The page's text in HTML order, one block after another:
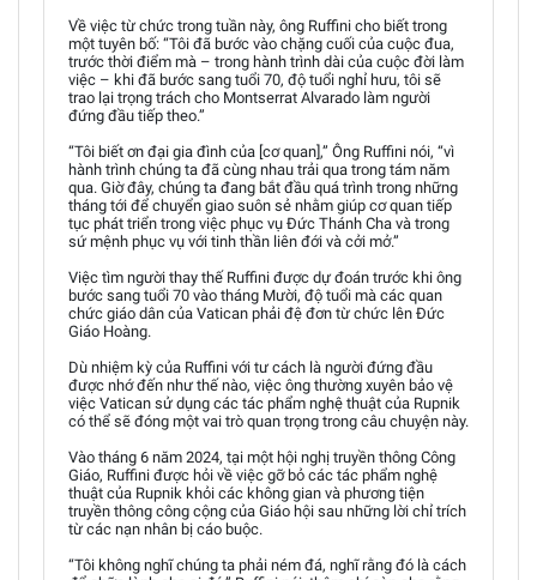
Về việc từ chức trong tuần này, ông Ruffini cho biết trong
một tuyên bố: “Tôi đã bước vào chặng cuối của cuộc đua,
trước thời điểm mà – trong hành trình dài của cuộc đời làm
việc – khi đã bước sang tuổi 70, độ tuổi nghỉ hưu, tôi sẽ
trao lại trọng trách cho Montserrat Alvarado làm người
đứng đầu tiếp theo.”
“Tôi biết ơn đại gia đình của [cơ quan],” Ông Ruffini nói, “vì
hành trình chúng ta đã cùng nhau trải qua trong tám năm
qua. Giờ đây, chúng ta đang bắt đầu quá trình trong những
tháng tới để chuyển giao suôn sẻ nhằm giúp cơ quan tiếp
tục phát triển trong việc phục vụ Đức Thánh Cha và trong
sứ mệnh phục vụ với tinh thần liên đới và cởi mở.”
Việc tìm người thay thế Ruffini được dự đoán trước khi ông
bước sang tuổi 70 vào tháng Mười, độ tuổi mà các quan
chức giáo dân của Vatican phải đệ đơn từ chức lên Đức
Giáo Hoàng.
Dù nhiệm kỳ của Ruffini với tư cách là người đứng đầu
được nhớ đến như thế nào, việc ông thường xuyên bảo vệ
việc Vatican sử dụng các tác phẩm nghệ thuật của Rupnik
có thể sẽ đóng một vai trò quan trọng trong câu chuyện này.
Vào tháng 6 năm 2024, tại một hội nghị truyền thông Công
Giáo, Ruffini được hỏi về việc gỡ bỏ các tác phẩm nghệ
thuật của Rupnik khỏi các không gian và phương tiện
truyền thông công cộng của Giáo hội sau những lời chỉ trích
từ các nạn nhân bị cáo buộc.
“Tôi không nghĩ chúng ta phải ném đá, nghĩ rằng đó là cách